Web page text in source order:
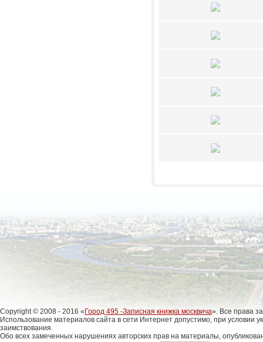
Copyright © 2008 - 2016 «Город 495 -Записная книжка москвича». Все права
Использование материалов сайта в сети Интернет допустимо, при условии
заимствования.
Обо всех замеченных нарушениях авторских прав на материалы,